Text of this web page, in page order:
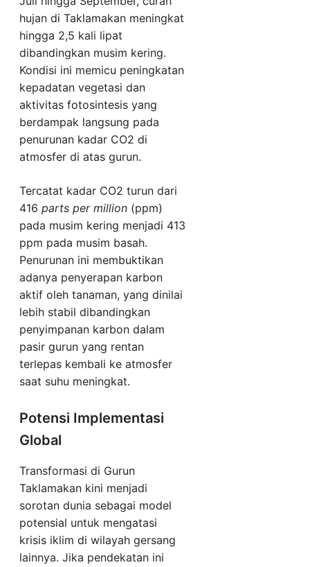
hujan di Taklamakan meningkat
hingga 2,5 kali lipat
dibandingkan musim kering.
Kondisi ini memicu peningkatan
kepadatan vegetasi dan
aktivitas fotosintesis yang
berdampak langsung pada
penurunan kadar CO2 di
atmosfer di atas gurun.
Tercatat kadar CO2 turun dari
416 parts per million (ppm)
pada musim kering menjadi 413
ppm pada musim basah.
Penurunan ini membuktikan
adanya penyerapan karbon
aktif oleh tanaman, yang dinilai
lebih stabil dibandingkan
penyimpanan karbon dalam
pasir gurun yang rentan
terlepas kembali ke atmosfer
saat suhu meningkat.
Potensi Implementasi
Global
Transformasi di Gurun
Taklamakan kini menjadi
sorotan dunia sebagai model
potensial untuk mengatasi
krisis iklim di wilayah gersang
lainnya. Jika pendekatan ini